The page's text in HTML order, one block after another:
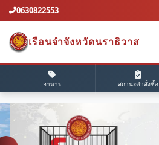
0630822553
เรือนจำจังหวัดนราธิวาส
อาหาร สถานะคำสั่งซื้อ